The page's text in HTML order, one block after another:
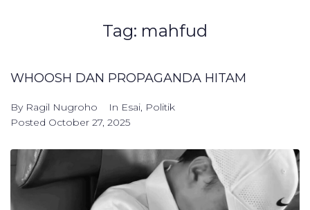
Tag: mahfud
WHOOSH DAN PROPAGANDA HITAM
By Ragil Nugroho In Esai, Politik
Posted October 27, 2025